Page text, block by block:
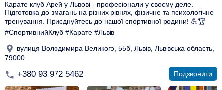
Карате клуб Арей у Львові - професіонали у своєму деле.
Підготовка до змагань на різних рівнях, фізичне та психологічне
тренування. Приєднуйтесь до нашої спортивної родини! 💪🏆
#СпортивнийКлуб #Карате #Львів
вулиця Володимира Великого, 55б, Львів, Львівська область,
79000
+380 93 972 5462 Подзвонити